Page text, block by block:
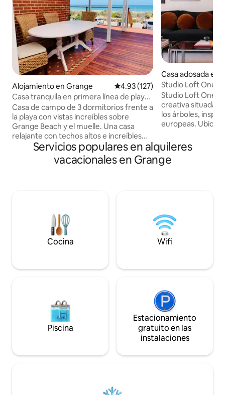
Alojamiento en Grange Calificación promedio: 4.93 de
4.93 (127)
Casa tranquila en primera línea de playa
con terraza impresionante
Casa de campo de 3 dormitorios frente a
la playa con vistas increíbles sobre
Grange Beach y el muelle. Una casa
relajante con techos altos e increíbles
vistas al mar y un bonito jardín de casa de
campo en la parte trasera. Otras
características incluyen: - Nueva terraza
libre con vistas al mar. - Barbacoa. - Aire
acondicionado por conductos. - Wifi. - 3
dormitorios. - Baño completo. - Ducha
exterior con vistas al mar. - Garaje
en bicicleta.
Casa adosada en
laide
Studio Loft One
Emoción al llegar
Studio Loft One. Es una escapada
creativa situada
los árboles,
europeas.
perfecto para
beber vino, un
experimentar
disfrutando de la
de las bulliciosas
de abajo.
Servicios populares en alquileres
vacacionales en Grange
Cocina Wifi
Piscina
Estacionamiento
gratuito en las
instalaciones